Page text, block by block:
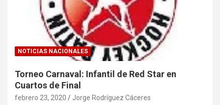
NOTICIAS NACIONALES
Torneo Carnaval: Infantil de Red Star en
Cuartos de Final
febrero 23, 2020 Jorge Rodríguez Cáceres